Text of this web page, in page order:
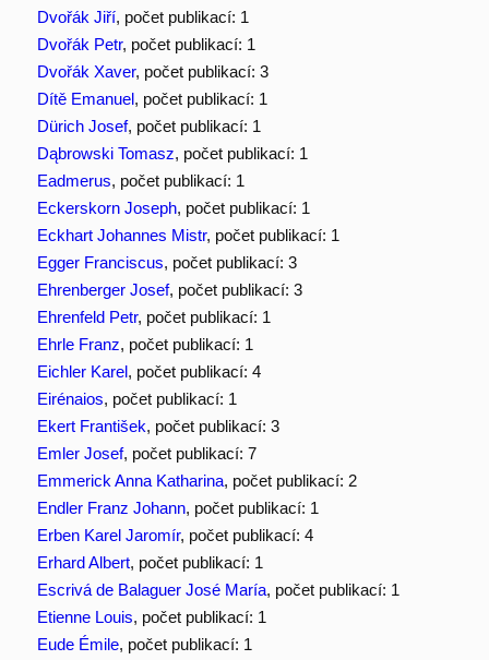
Dvořák Jiří, počet publikací: 1
Dvořák Petr, počet publikací: 1
Dvořák Xaver, počet publikací: 3
Dítě Emanuel, počet publikací: 1
Dürich Josef, počet publikací: 1
Dąbrowski Tomasz, počet publikací: 1
Eadmerus, počet publikací: 1
Eckerskorn Joseph, počet publikací: 1
Eckhart Johannes Mistr, počet publikací: 1
Egger Franciscus, počet publikací: 3
Ehrenberger Josef, počet publikací: 3
Ehrenfeld Petr, počet publikací: 1
Ehrle Franz, počet publikací: 1
Eichler Karel, počet publikací: 4
Eirénaios, počet publikací: 1
Ekert František, počet publikací: 3
Emler Josef, počet publikací: 7
Emmerick Anna Katharina, počet publikací: 2
Endler Franz Johann, počet publikací: 1
Erben Karel Jaromír, počet publikací: 4
Erhard Albert, počet publikací: 1
Escrivá de Balaguer José María, počet publikací: 1
Etienne Louis, počet publikací: 1
Eude Émile, počet publikací: 1